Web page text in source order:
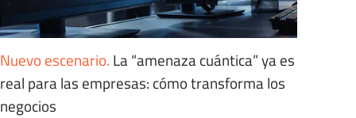
Nuevo escenario. La “amenaza cuántica” ya es
real para las empresas: cómo transforma los
negocios